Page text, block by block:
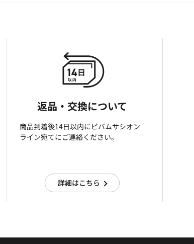
返品・交換について
商品到着後14日以内にビバムサシオン
ライン宛てにご連絡ください。
詳細はこちら